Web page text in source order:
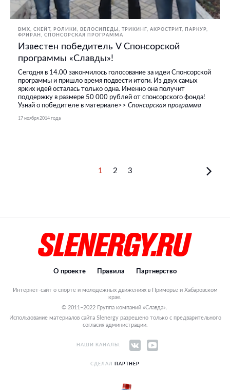
BMX, СКЕЙТ, РОЛИКИ ВЕЛОСИПЕДЫ
ТРИКИНГ, АКРОСТРИТ, ПАРКУР,
ФРИРАН
СПОНСОРСКАЯ ПРОГРАММА
Известен победитель V Спонсорской
программы «Славды»!
Сегодня в 14.00 закончилось голосование за идеи Спонсорской
программы и пришло время подвести итоги. Из двух самых
ярких идей осталась только одна. Именно она получит
поддержку в размере 50 000 рублей от спонсорского фонда!
Узнай о победителе в материале>> Спонсорская программа
17 ноября 2014 года
1 2 3
О проекте Правила Партнерство
Интернет-сайт о спорте и молодежных движениях в Приморье и Хабаровском
крае.
© 2011–2022 Группа компаний «Славда».
Использование материалов сайта Slenergy разрешено только с предварительного
согласия администрации.
НАШИ КАНАЛЫ:
СДЕЛАЛ ПАРТНЁР